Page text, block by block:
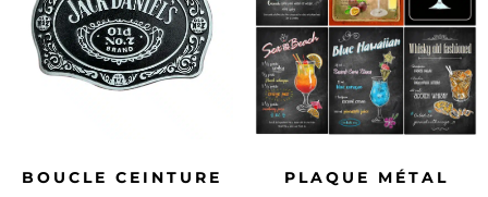
BOUCLE CEINTURE
PLAQUE MÉTAL